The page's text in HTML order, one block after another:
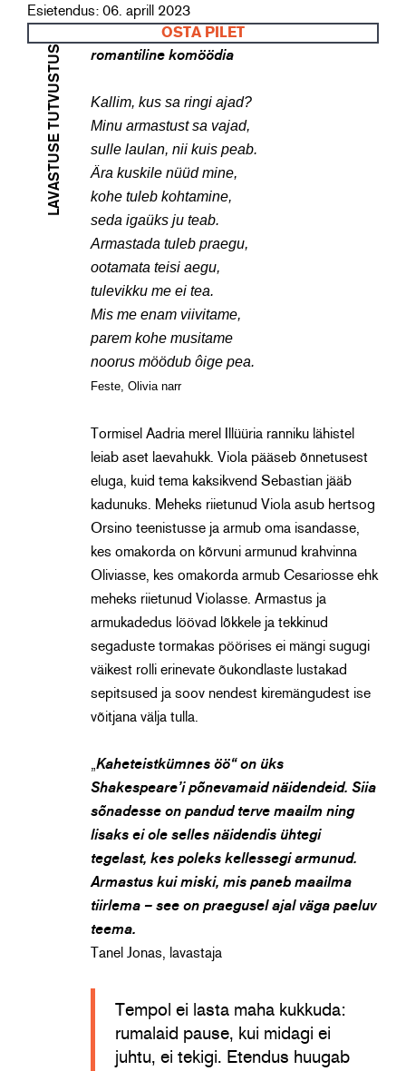
Esietendus: 06. aprill 2023
OSTA PILET
LAVASTUSE TUTVUSTUS romantiline komöödia
Kallim, kus sa ringi ajad?
Minu armastust sa vajad,
sulle laulan, nii kuis peab.
Ära kuskile nüüd mine,
kohe tuleb kohtamine,
seda igaüks ju teab.
Armastada tuleb praegu,
ootamata teisi aegu,
tulevikku me ei tea.
Mis me enam viivitame,
parem kohe musitame
noorus möödub ôige pea.
Feste, Olivia narr
Tormisel Aadria merel Illüüria ranniku lähistel
leiab aset laevahukk. Viola pääseb õnnetusest
eluga, kuid tema kaksikvend Sebastian jääb
kadunuks. Meheks riietunud Viola asub hertsog
Orsino teenistusse ja armub oma isandasse,
kes omakorda on kõrvuni armunud krahvinna
Oliviasse, kes omakorda armub Cesariosse ehk
meheks riietunud Violasse. Armastus ja
armukadedus löövad lõkkele ja tekkinud
segaduste tormakas pöörises ei mängi sugugi
väikest rolli erinevate õukondlaste lustakad
sepitsused ja soov nendest kiremängudest ise
võitjana välja tulla.
Kaheteistkümnes öö“ on üks
Shakespeare’i põnevamaid näidendeid. Siia
sõnadesse on pandud terve maailm ning
lisaks ei ole selles näidendis ühtegi
tegelast, kes poleks kellessegi armunud.
Armastus kui miski, mis paneb maailma
tiirlema – see on praegusel ajal väga paeluv
teema.
Tanel Jonas, lavastaja
Tempol ei lasta maha kukkuda:
rumalaid pause, kui midagi ei
juhtu, ei tekigi. Etendus huugab